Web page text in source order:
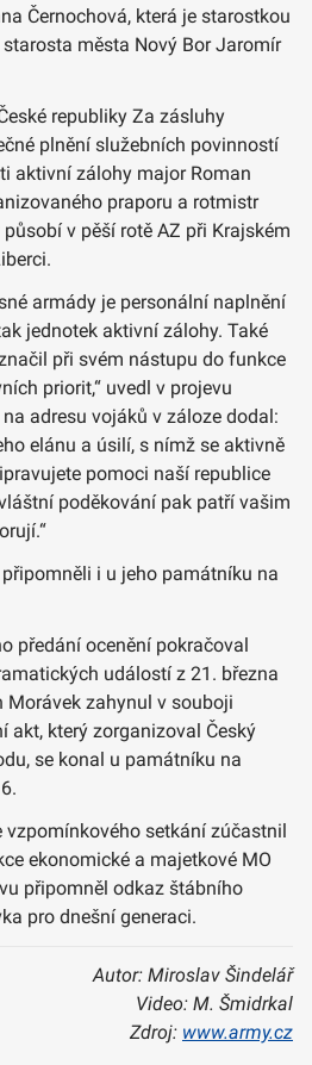
Černochová, která je starostkou
města Nový Bor Jaromír
republiky Za zásluhy
plnění služebních povinností
aktivní zálohy major Roman
praporu a rotmistr
v pěší rotě AZ při Krajském
armády je personální naplnění
jednotek aktivní zálohy. Také
při svém nástupu do funkce
priorit,“ uvedl v projevu
adresu vojáků v záloze dodal:
elánu a úsilí, s nímž se aktivně
pomoci naší republice
poděkování pak patří vašim
i u jeho památníku na
předání ocenění pokračoval
událostí z 21. března
Morávek zahynul v souboji
akt, který zorganizoval Český
se konal u památníku na
setkání zúčastnil
ekonomické a majetkové MO
připomněl odkaz štábního
pro dnešní generaci.
Autor: Miroslav Šindelář
Video: M. Šmidrkal
Zdroj: www.army.cz